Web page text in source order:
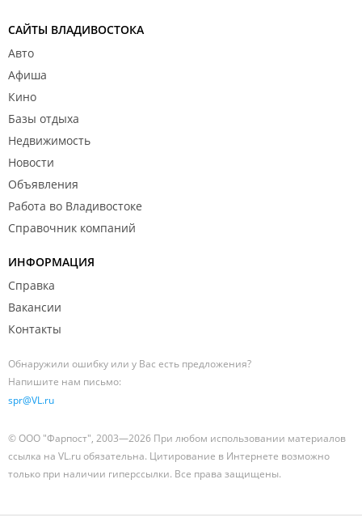
САЙТЫ ВЛАДИВОСТОКА
Авто
Афиша
Кино
Базы отдыха
Недвижимость
Новости
Объявления
Работа во Владивостоке
Справочник компаний
ИНФОРМАЦИЯ
Справка
Вакансии
Контакты
Обнаружили ошибку или у Вас есть предложения?
Напишите нам письмо:
spr@VL.ru
© ООО "Фарпост", 2003—2026 При любом использовании материалов
ссылка на VL.ru обязательна. Цитирование в Интернете возможно
только при наличии гиперссылки. Все права защищены.